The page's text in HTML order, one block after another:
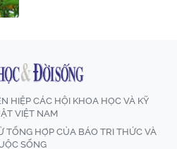
HIỆP CÁC HỘI KHOA HỌC VÀ KỸ
VIỆT NAM
TỔNG HỢP CỦA BÁO TRI THỨC VÀ
SỐNG